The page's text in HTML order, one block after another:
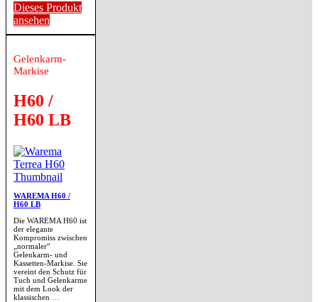
Dieses Produkt
ansehen
Gelenkarm-
Markise
H60 /
H60 LB
WAREMA H60 /
H60 LB
Die WAREMA H60 ist
der elegante
Kompromiss zwischen
„normaler“
Gelenkarm- und
Kassetten-Markise. Sie
vereint den Schutz für
Tuch und Gelenkarme
mit dem Look der
klassischen